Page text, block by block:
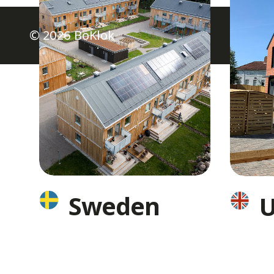
Sweden
© 2026 BoKlok